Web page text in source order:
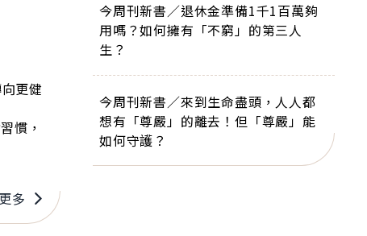
更健
慣，
多
今周刊新書／退休金準備1千1百萬夠
用嗎？如何擁有「不窮」的第三人
生？
今周刊新書／來到生命盡頭，人人都
想有「尊嚴」的離去！但「尊嚴」能
如何守護？